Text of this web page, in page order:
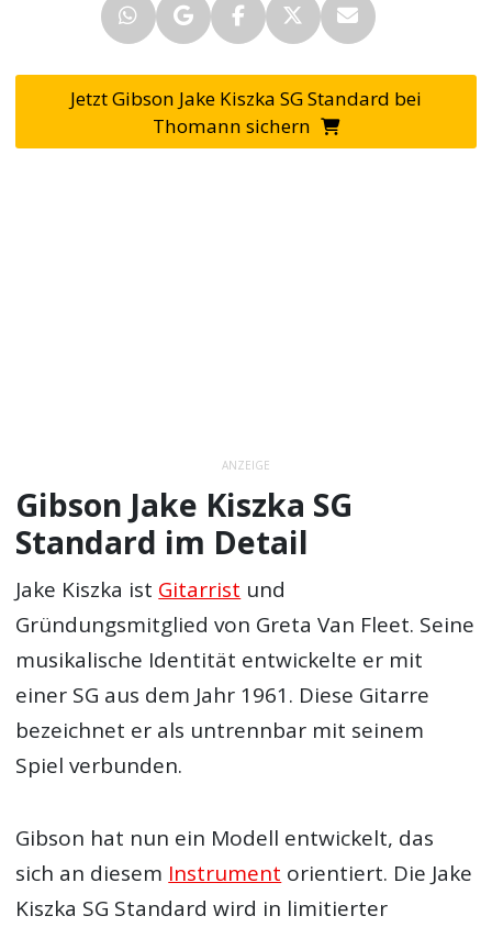
Jetzt Gibson Jake Kiszka SG Standard bei
Thomann sichern
ANZEIGE
Gibson Jake Kiszka SG
Standard im Detail
Jake Kiszka ist Gitarrist und
Gründungsmitglied von Greta Van Fleet. Seine
musikalische Identität entwickelte er mit
einer SG aus dem Jahr 1961. Diese Gitarre
bezeichnet er als untrennbar mit seinem
Spiel verbunden.
Gibson hat nun ein Modell entwickelt, das
sich an diesem Instrument orientiert. Die Jake
Kiszka SG Standard wird in limitierter